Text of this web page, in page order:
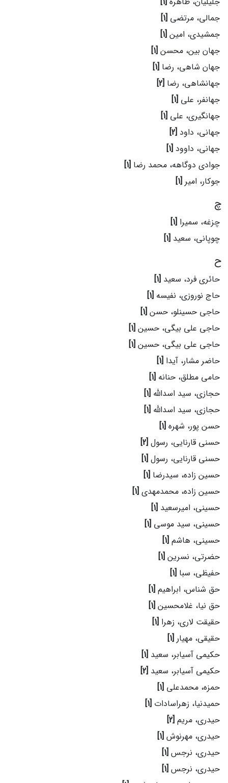
جمالی، مرتضی [1]
جمشیدی، امین [1]
جهان بین، محسن [1]
جهان شاهی، رضا [1]
جهانشاهی، رضا [2]
جهانفر، علی [1]
جهانگیری، علی [1]
جهانی، داود [2]
جهانی، داوود [1]
جوادی دوگاهه، محمد رضا [1]
جوکار، امیر [1]
چ
چزغه، سمیرا [1]
چوپانی، سعید [1]
ح
حائری فرد، سعید [1]
حاج نوروزی، نفیسه [1]
حاجی حسینلو، حسن [1]
حاجی علی بیگی، حسین [1]
حاجی علی بیگی، حسین [1]
حاضر مشار، آیدا [1]
حامی مطلق، حنانه [1]
حجازی، سید اسدالله [1]
حجازی، سید اسدالله [1]
حسن پور، شهره [1]
حسنی قارنایی، رسول [2]
حسنی قارنایی، رسول [1]
حسین زاده، سیدرضا [1]
حسین زاده، محمدمهدی [1]
حسینی، امیرسعید [1]
حسینی، سید موسی [1]
حسینی، هاشم [1]
حضرتی، نسرین [1]
حفیظی، سبا [1]
حق شناس، ابراهیم [1]
حق نیا، غلامحسین [1]
حقیقت لاری، زهرا [1]
حقیقی، مهیار [1]
حکیمی آسیابر، سعید [1]
حکیمی آسیابر، سعید [2]
حمزه، محمدعلی [1]
حمیدنیا، زهراسادات [1]
حیدری، مریم [2]
حیدری، مهرنوش [1]
حیدری، نرجس [1]
حیدری، نرجس [1]